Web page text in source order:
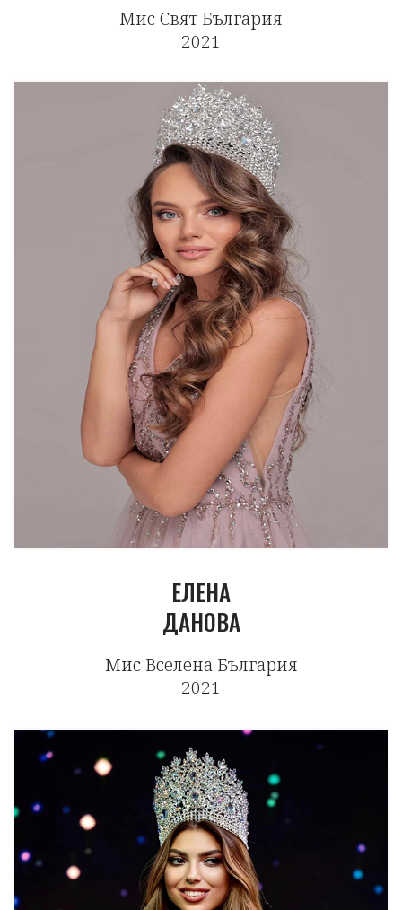
Мис Свят България
2021
ЕЛЕНА
ДАНОВА
Мис Вселена България
2021